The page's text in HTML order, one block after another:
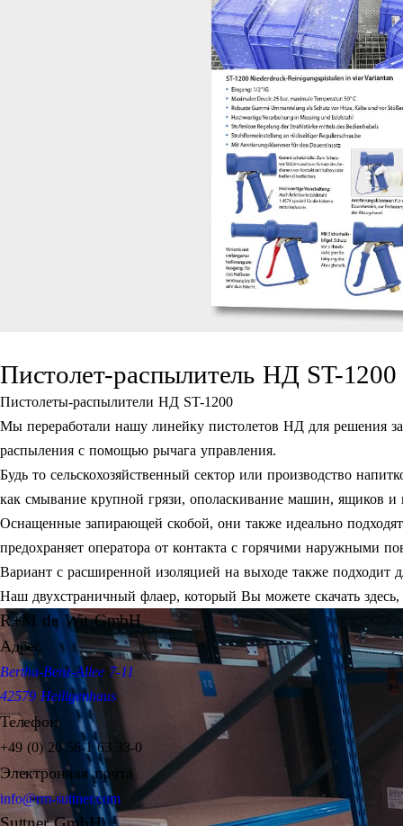
Пистолет-распылитель НД ST-1200
Пистолеты-распылители НД ST-1200
Мы переработали нашу линейку пистолетов НД для решения
распыления с помощью рычага управления.
Будь то сельскохозяйственный сектор или производство
как смывание крупной грязи, ополаскивание машин, ящиков и
Оснащенные запирающей скобой, они также идеально
предохраняет оператора от контакта с горячими наружными
Вариант с расширенной изоляцией на выходе также подходит
Наш двухстраничный флаер, который Вы можете скачать
R+M de Wit GmbH
Адрес
Bertha-Benz-Allee 7-11
42579 Heiligenhaus
Телефон
+49 (0) 20 56-1 63 33-0
Электронная почта
info@rm-suttner.com